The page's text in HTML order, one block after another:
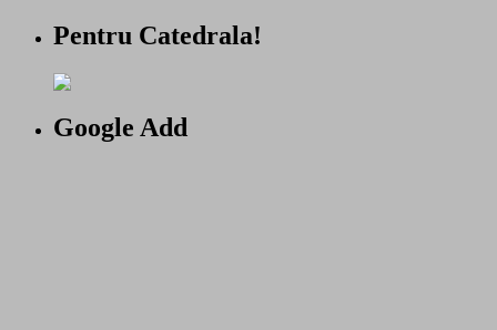
Pentru Catedrala!
Google Add